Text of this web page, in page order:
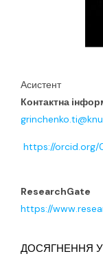
Асистент
Контактна
https://
ResearchGate
https://
ДОСЯГНЕННЯ У